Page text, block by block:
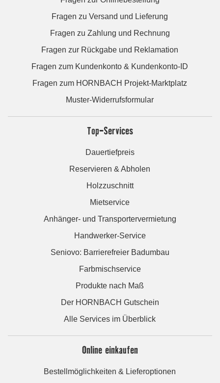
Fragen zu Versand und Lieferung
Fragen zu Zahlung und Rechnung
Fragen zur Rückgabe und Reklamation
Fragen zum Kundenkonto & Kundenkonto-ID
Fragen zum HORNBACH Projekt-Marktplatz
Muster-Widerrufsformular
Top-Services
Dauertiefpreis
Reservieren & Abholen
Holzzuschnitt
Mietservice
Anhänger- und Transportervermietung
Handwerker-Service
Seniovo: Barrierefreier Badumbau
Farbmischservice
Produkte nach Maß
Der HORNBACH Gutschein
Alle Services im Überblick
Online einkaufen
Bestellmöglichkeiten & Lieferoptionen